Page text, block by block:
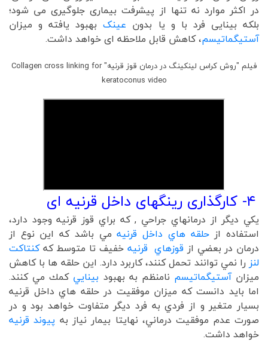
در اکثر موارد نه تنها از پیشرفت بیماری جلوگیری می شود؛
بلکه بینایی فرد با و یا بدون عینکبهبود یافته و میزان
آستیگماتیسم، کاهش قابل ملاحظه ای خواهد داشت.
فیلم "روش کراس لینکینگ در درمان قوز قرنیه" Collagen cross linking for
keratoconus video
۴- کارگذاری رینگهای داخل قرنیه ای
يكي ديگر از درمانهاي جراحي , كه براي قوز قرنيه وجود دارد،
استفاده ازحلقه هاي داخل قرنيهمي باشد كه اين نوع از
درمان در بعضي از قوزهاي قرنیه خفيف تا متوسط كهكنتاكت
لنز را نمي توانند تحمل كنند، كاربرد دارد. اين حلقه ها با كاهش
ميزانآستيگماتيسم نامنظم به بهبود بينايي كمك مي كنند.
اما بايد دانست كه ميزان موفقيت در حلقه هاي داخل قرنيه
بسيار متغير و از فردي به فرد ديگر متفاوت خواهد بود و در
صورت عدم موفقيت درماني، نهايتا بيمار نياز به پيوند قرنيه
خواهد داشت.